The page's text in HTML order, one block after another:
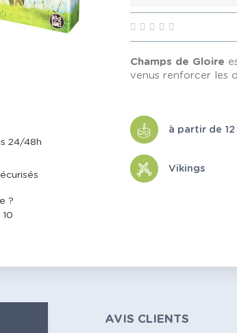
24/48h
?
Champs de Gloire
venus renforcer les
à partir de 12
Vikings
AVIS CLIENTS